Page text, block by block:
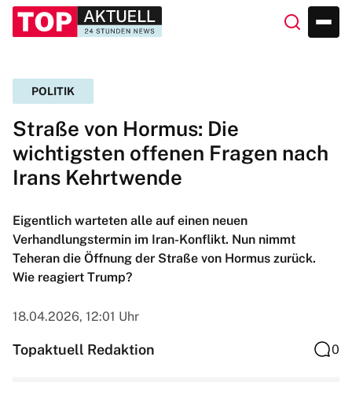
POLITIK
Straße von Hormus: Die
wichtigsten offenen Fragen nach
Irans Kehrtwende
Eigentlich warteten alle auf einen neuen
Verhandlungstermin im Iran-Konflikt. Nun nimmt
Teheran die Öffnung der Straße von Hormus zurück.
Wie reagiert Trump?
18.04.2026, 12:01 Uhr
Topaktuell Redaktion 0